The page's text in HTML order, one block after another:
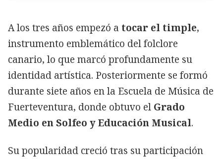
A los tres años empezó a tocar el timple,
instrumento emblemático del folclore
canario, lo que marcó profundamente su
identidad artística. Posteriormente se formó
durante siete años en la Escuela de Música de
Fuerteventura, donde obtuvo el Grado
Medio en Solfeo y Educación Musical.
Su popularidad creció tras su participación